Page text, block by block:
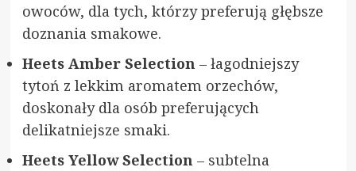
owoców, dla tych, którzy preferują głębsze
doznania smakowe.
Heets Amber Selection – łagodniejszy
tytoń z lekkim aromatem orzechów,
doskonały dla osób preferujących
delikatniejsze smaki.
Heets Yellow Selection – subtelna